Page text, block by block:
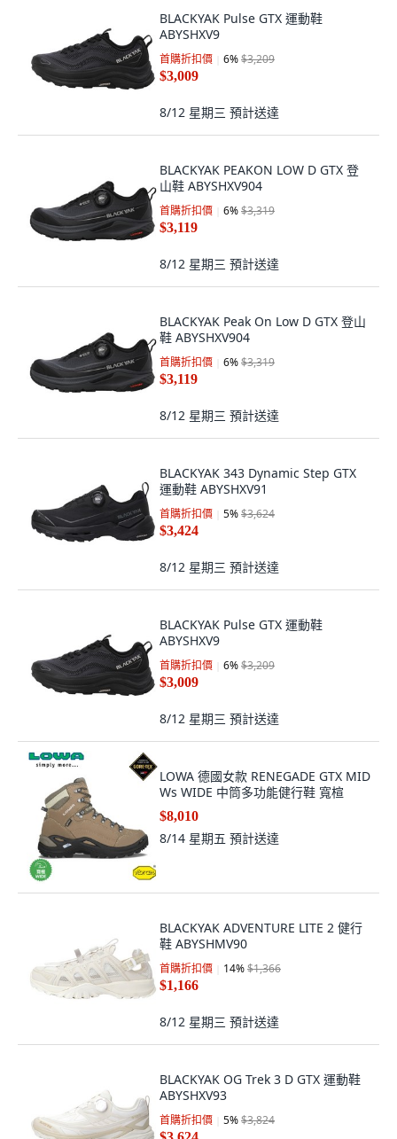
BLACKYAK Pulse GTX 運動鞋
ABYSHXV9
首購折扣價 6%$3,209
$3,009
8/12 星期三 預計送達
BLACKYAK PEAKON LOW D GTX 登
山鞋 ABYSHXV904
首購折扣價 6%$3,319
$3,119
8/12 星期三 預計送達
BLACKYAK Peak On Low D GTX 登山
鞋 ABYSHXV904
首購折扣價 6%$3,319
$3,119
8/12 星期三 預計送達
BLACKYAK 343 Dynamic Step GTX
運動鞋 ABYSHXV91
首購折扣價 5%$3,624
$3,424
8/12 星期三 預計送達
BLACKYAK Pulse GTX 運動鞋
ABYSHXV9
首購折扣價 6%$3,209
$3,009
8/12 星期三 預計送達
LOWA 德國女款 RENEGADE GTX MID
Ws WIDE 中筒多功能健行鞋 寬楦
$8,010
8/14 星期五 預計送達
BLACKYAK ADVENTURE LITE 2 健行
鞋 ABYSHMV90
首購折扣價 14%$1,366
$1,166
8/12 星期三 預計送達
BLACKYAK OG Trek 3 D GTX 運動鞋
ABYSHXV93
首購折扣價 5%$3,824